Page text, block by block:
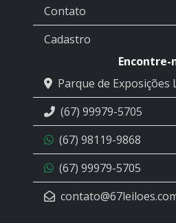
Contato
Cadastro
Encontre-
Parque de Exposições
(67) 99979-5705
(67) 98119-9868
(67) 99979-5705